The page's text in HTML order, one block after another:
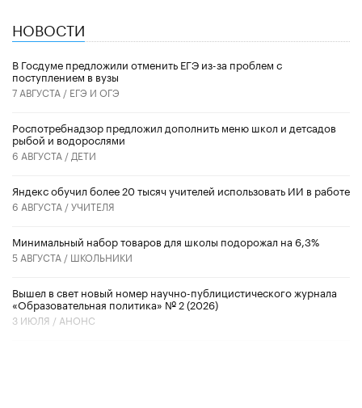
НОВОСТИ
В Госдуме предложили отменить ЕГЭ из-за проблем с
поступлением в вузы
7 АВГУСТА / ЕГЭ И ОГЭ
Роспотребнадзор предложил дополнить меню школ и детсадов
рыбой и водорослями
6 АВГУСТА / ДЕТИ
​Яндекс обучил более 20 тысяч учителей использовать ИИ в работе
6 АВГУСТА /УЧИТЕЛЯ
Минимальный набор товаров для школы подорожал на 6,3%
5 АВГУСТА / ШКОЛЬНИКИ
Вышел в свет новый номер научно-публицистического журнала
«Образовательная политика» № 2 (2026)
3 ИЮЛЯ / АНОНС